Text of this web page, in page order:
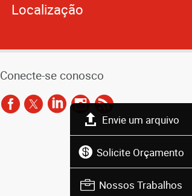
Envie um arquivo
Solicite Orçamento
Nossos Trabalhos
Localização
Conecte-se conosco